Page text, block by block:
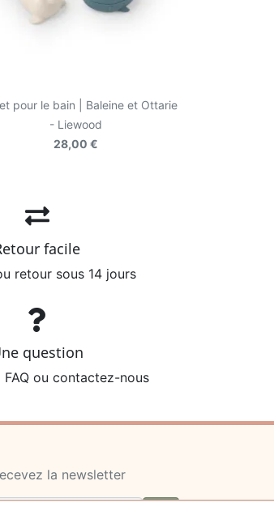
pour le bain | Baleine et Ottarie
- Liewood
28,00 €
facile
retour sous 14 jours
question
FAQ ou contactez-nous
la newsletter